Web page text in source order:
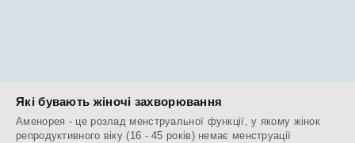
Які бувають жіночі захворювання
Аменорея - це розлад менструальної функції, у якому жінок
репродуктивного віку (16 - 45 років) немає менструації